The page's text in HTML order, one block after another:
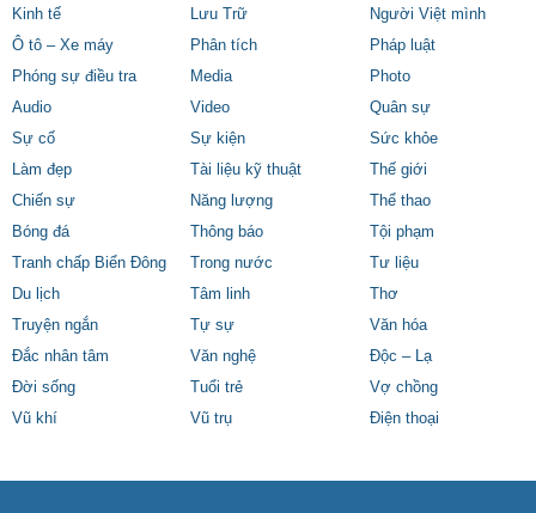
Kinh tế
Lưu Trữ
Người Việt mình
Ô tô – Xe máy
Phân tích
Pháp luật
Phóng sự điều tra
Media
Photo
Audio
Video
Quân sự
Sự cố
Sự kiện
Sức khỏe
Làm đẹp
Tài liệu kỹ thuật
Thế giới
Chiến sự
Năng lượng
Thể thao
Bóng đá
Thông báo
Tội phạm
Tranh chấp Biển Đông
Trong nước
Tư liệu
Du lịch
Tâm linh
Thơ
Truyện ngắn
Tự sự
Văn hóa
Đắc nhân tâm
Văn nghệ
Độc – Lạ
Đời sống
Tuổi trẻ
Vợ chồng
Vũ khí
Vũ trụ Điện thoại